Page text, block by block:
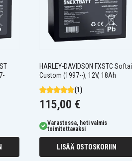
käynnistysteho heti
ansiosta
HARLEY-DAVIDSON FXSTC Softail
Custom (1997--), 12V, 18Ah
(1)
115,00 €
Varastossa, heti valmis
toimitettavaksi
LISÄÄ OSTOSKORIIN